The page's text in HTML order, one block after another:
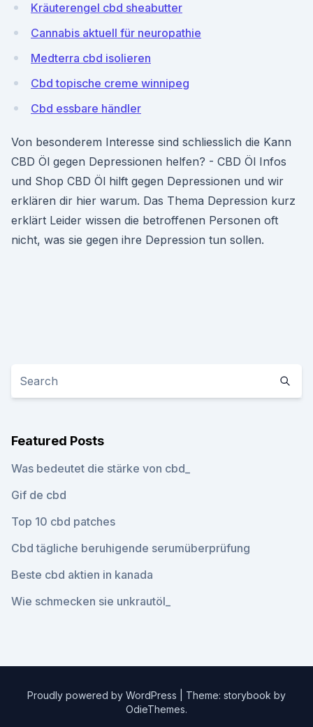
Kräuterengel cbd sheabutter
Cannabis aktuell für neuropathie
Medterra cbd isolieren
Cbd topische creme winnipeg
Cbd essbare händler
Von besonderem Interesse sind schliesslich die Kann
CBD Öl gegen Depressionen helfen? - CBD Öl Infos
und Shop CBD Öl hilft gegen Depressionen und wir
erklären dir hier warum. Das Thema Depression kurz
erklärt Leider wissen die betroffenen Personen oft
nicht, was sie gegen ihre Depression tun sollen.
Featured Posts
Was bedeutet die stärke von cbd_
Gif de cbd
Top 10 cbd patches
Cbd tägliche beruhigende serumüberprüfung
Beste cbd aktien in kanada
Wie schmecken sie unkrautöl_
Proudly powered by WordPress
Theme: storybook by
OdieThemes.